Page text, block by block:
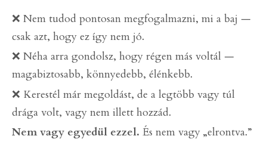
❌ Nem tudod pontosan megfogalmazni, mi a baj —
csak azt, hogy ez így nem jó.
❌ Néha arra gondolsz, hogy régen más voltál —
magabiztosabb, könnyedebb, élénkebb.
❌ Kerestél már megoldást, de a legtöbb vagy túl
drága volt, vagy nem illett hozzád.
Nem vagy egyedül ezzel. És nem vagy „elrontva.”